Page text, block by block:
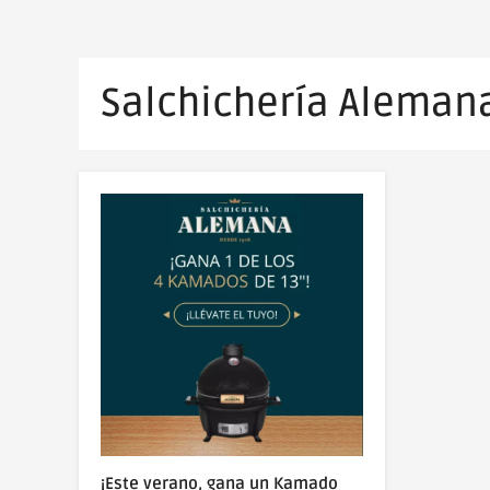
Salchichería
¡Este verano, gana un Kamado